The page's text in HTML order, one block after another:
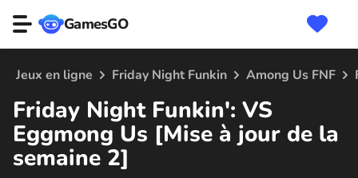
GamesGO
Jeux en ligne Friday Night Funkin Among Us FNF
Friday Night Funkin': VS
Eggmong Us [Mise à jour de la
semaine 2]